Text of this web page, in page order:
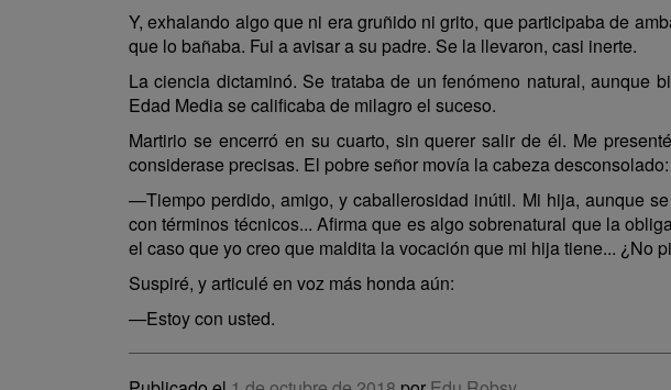
Y, exhalando algo que ni era gruñido ni grito, que participaba de
que lo bañaba. Fui a avisar a su padre. Se la llevaron, casi inerte.
La ciencia dictaminó. Se trataba de un fenómeno natural, aunque
Edad Media se calificaba de milagro el suceso.
Martirio se encerró en su cuarto, sin querer salir de él. Me
considerase precisas. El pobre señor movía la cabeza desconsolado:
—Tiempo perdido, amigo, y caballerosidad inútil. Mi hija, aunque
con términos técnicos... Afirma que es algo sobrenatural que la
el caso que yo creo que maldita la vocación que mi hija tiene... ¿No
Suspiré, y articulé en voz más honda aún:
—Estoy con usted.